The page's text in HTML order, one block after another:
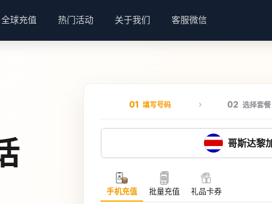
全球充值 热门活动 关于我们 客服微信
01 填写号码 02 选择套餐
哥斯达黎
手机充值 批量充值 礼品卡券